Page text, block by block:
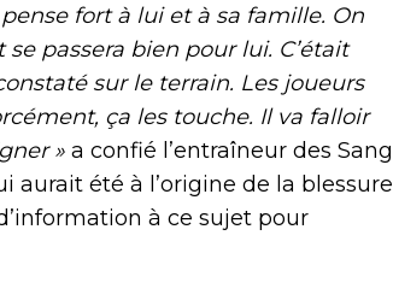
pense fort à lui et à sa famille. On
passera bien pour lui. C’était
sur le terrain. Les joueurs
ça les touche. Il va falloir
» a confié l’entraîneur des Sang
aurait été à l’origine de la blessure
à ce sujet pour